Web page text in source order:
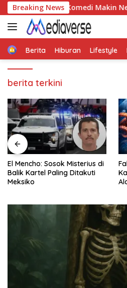
Skip
to
content
Breaking News
Makin Nekat & Makin
HomeBerita Hiburan Lifestyle
berita terkini
Fakta Unik Hewan yang Bikin
Kamu Makin Kagum Sama
Alam
7